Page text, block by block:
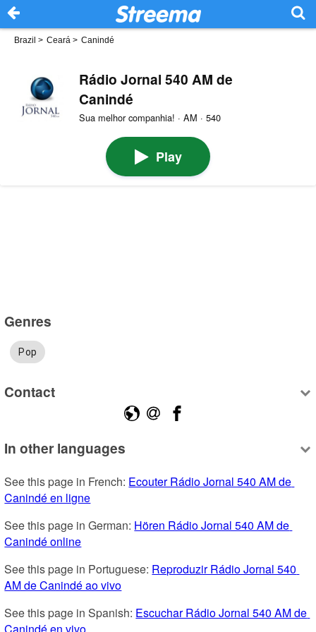
Brazil > Ceará > Canindé
Rádio Jornal 540 AM de
Canindé
Sua melhor companhia! · AM · 540
Play
Genres
Pop
Contact
In other languages
See this page in French: Ecouter Rádio Jornal 540 AM de
Canindé en ligne
See this page in German: Hören Rádio Jornal 540 AM de
Canindé online
See this page in Portuguese: Reproduzir Rádio Jornal 540
AM de Canindé ao vivo
See this page in Spanish: Escuchar Rádio Jornal 540 AM de
Canindé en vivo